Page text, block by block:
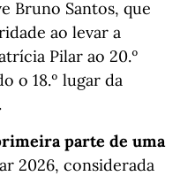
Bruno Santos, que
ao levar a
Pilar ao 20.º
o 18.º lugar da
parte de uma
2026, considerada